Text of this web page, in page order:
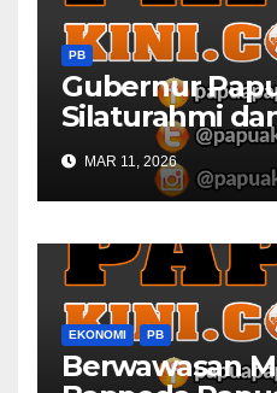
PB
Gubernur
Silaturahmi
Bersama DPR
Mendagri di
MAR 11, 2026
EKONOMI PB
Berwawasan